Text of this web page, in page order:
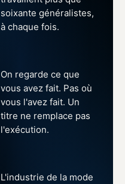
soixante généralistes,
à chaque fois.
On regarde ce que
vous avez fait. Pas où
vous l'avez fait. Un
titre ne remplace pas
l'exécution.
L'industrie de la mode